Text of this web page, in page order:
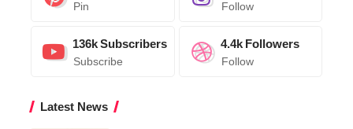
Pin Follow
136kSubscribers
Subscribe
4.4k Followers
Follow
Latest News